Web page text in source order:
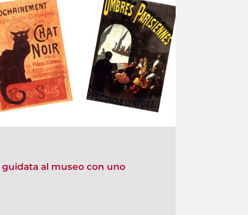
guidata al museo con uno